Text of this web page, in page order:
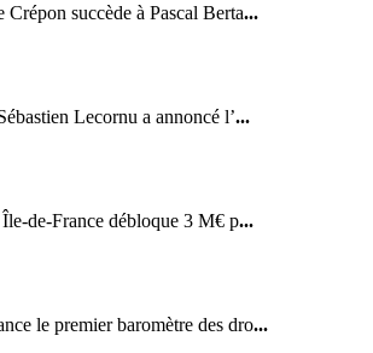
succède à Pascal Berta...
Lecornu a annoncé l’...
de-France débloque 3 M€ p...
le premier baromètre des dro...